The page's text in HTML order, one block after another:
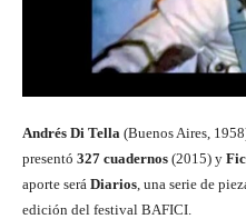
Andrés Di Tella (Buenos Aires,
presentó 327 cuadernos (2015) y
aporte será Diarios , una serie de
edición del festival BAFICI.